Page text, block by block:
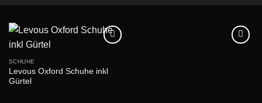
SCHUHE
Levous Oxford Schuhe inkl
Gürtel